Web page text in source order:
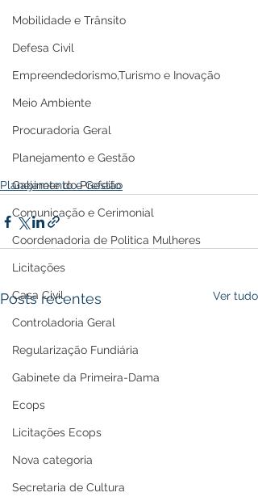
Mobilidade e Trânsito
Defesa Civil
Empreendedorismo,Turismo e Inovação
Meio Ambiente
Procuradoria Geral
Planejamento e Gestão
Gabinete do Prefeito
Comunicação e Cerimonial
Coordenadoria de Politica Mulheres
Licitações
Casa Civil
Controladoria Geral
Regularização Fundiária
Gabinete da Primeira-Dama
Ecops
Licitações Ecops
Nova categoria
Secretaria de Cultura
Planejamento e Gestão
Posts recentes Ver tudo